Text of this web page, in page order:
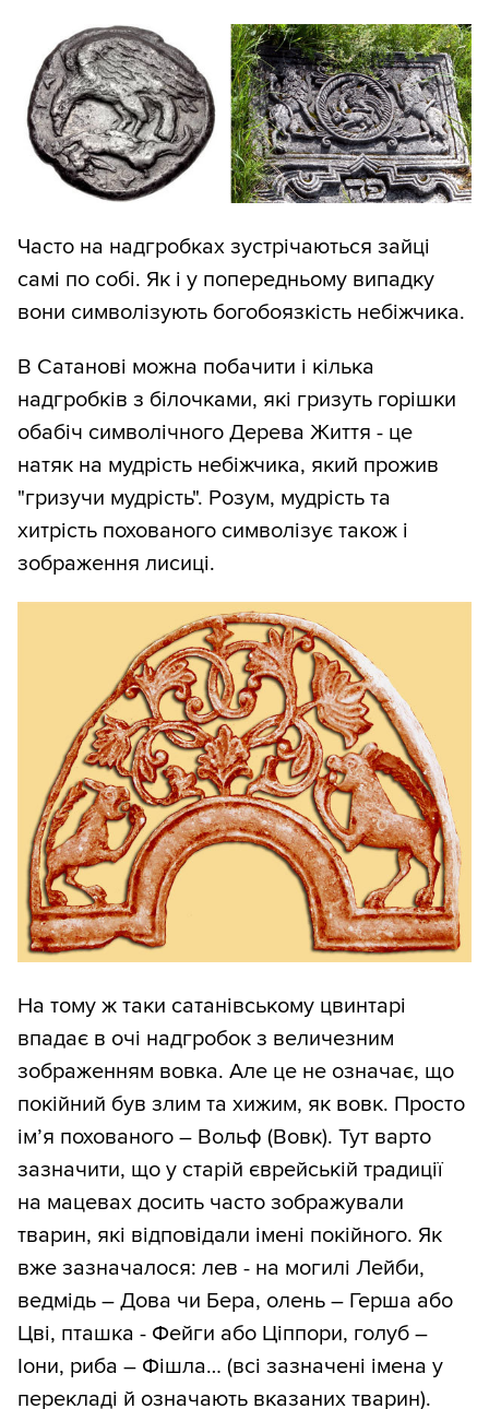
Часто на надгробках зустрічаються зайці
самі по собі. Як і у попередньому випадку
вони символізують богобоязкість небіжчика.
В Сатанові можна побачити і кілька
надгробків з білочками, які гризуть горішки
обабіч символічного Дерева Життя - це
натяк на мудрість небіжчика, який прожив
"гризучи мудрість". Розум, мудрість та
хитрість похованого символізує також і
зображення лисиці.
На тому ж таки сатанівському цвинтарі
впадає в очі надгробок з величезним
зображенням вовка. Але це не означає, що
покійний був злим та хижим, як вовк. Просто
ім’я похованого – Вольф (Вовк). Тут варто
зазначити, що у старій єврейській традиції
на мацевах досить часто зображували
тварин, які відповідали імені покійного. Як
вже зазначалося: лев - на могилі Лейби,
ведмідь – Дова чи Бера, олень – Герша або
Цві, пташка - Фейги або Ціппори, голуб –
Іони, риба – Фішла… (всі зазначені імена у
перекладі й означають вказаних тварин).